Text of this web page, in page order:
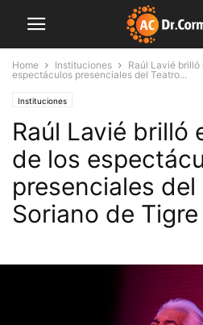
Home Instituciones
Raúl Lavié
espectáculos presenciales del Teatro...
Instituciones
Raúl Lavié brilló
de los
presenciales del
Soriano de Tigre